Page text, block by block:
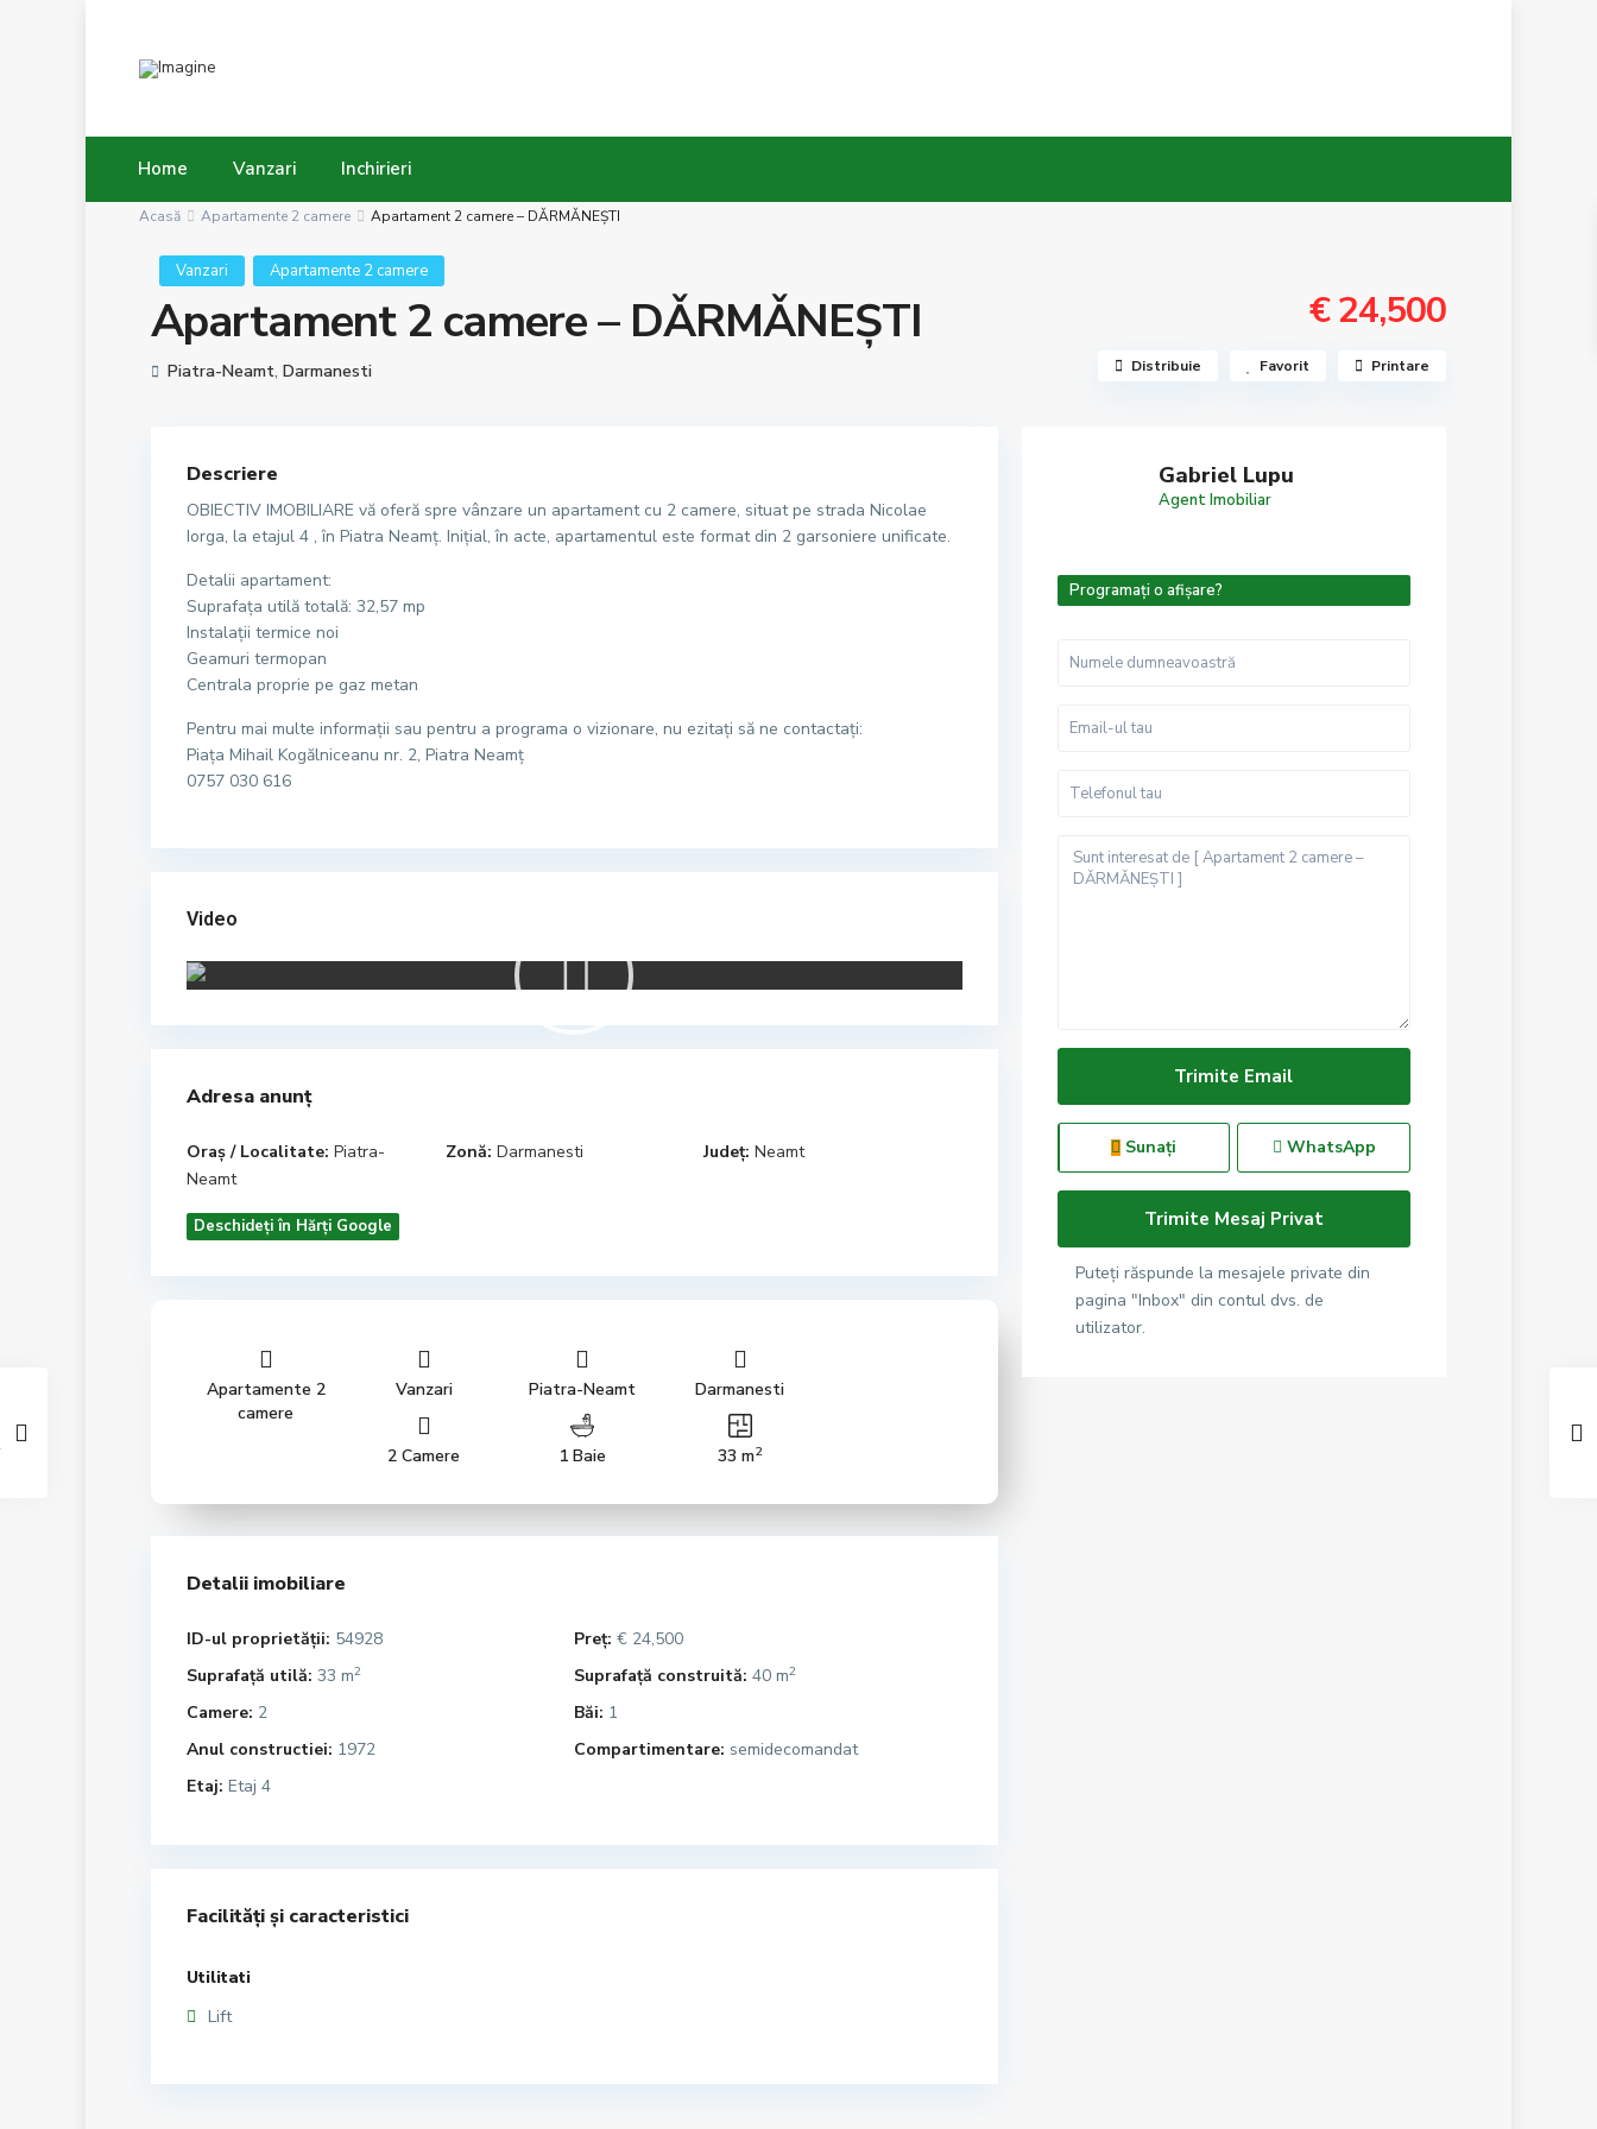
Home Vanzari Inchirieri
Acasă Apartamente 2 camere Apartament 2 camere – DǍRMǍNEŞTI
Vanzari Apartamente 2 camere
Apartament 2 camere – DǍRMǍNEŞTI € 24,500
Piatra-Neamt, Darmanesti Distribuie Favorit Printare
Descriere
OBIECTIV IMOBILIARE vă oferă spre vânzare un apartament cu 2 camere, situat pe strada Nicolae
Iorga, la etajul 4 , în Piatra Neamț. Inițial, în acte, apartamentul este format din 2 garsoniere unificate.
Detalii apartament:
Suprafața utilă totală: 32,57 mp
Instalații termice noi
Geamuri termopan
Centrala proprie pe gaz metan
Pentru mai multe informații sau pentru a programa o vizionare, nu ezitați să ne contactați:
Piața Mihail Kogălniceanu nr. 2, Piatra Neamț
0757 030 616
Video
Adresa anunț
Oraș / Localitate: Piatra-
Neamt
Zonă: Darmanesti Județ: Neamt
Deschideți în Hărți Google
Apartamente 2
camere
Vanzari Piatra-Neamt Darmanesti
2 Camere 1 Baie 33 m2
Detalii imobiliare
ID-ul proprietății: 54928 Preț: € 24,500
Suprafață utilă: 33 m2 Suprafață construită: 40 m2
Camere: 2 Băi: 1
Anul constructiei: 1972 Compartimentare: semidecomandat
Etaj: Etaj 4
Facilități și caracteristici
Utilitati
Lift
Gabriel Lupu
Agent Imobiliar
Programați o afișare?
Sunați WhatsApp
Puteți răspunde la mesajele private din
pagina "Inbox" din contul dvs. de
utilizator.